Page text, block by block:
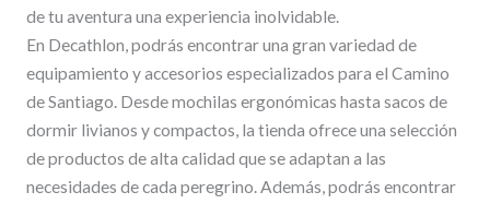
de tu aventura una experiencia inolvidable.
En Decathlon, podrás encontrar una gran variedad de
equipamiento y accesorios especializados para el Camino
de Santiago. Desde mochilas ergonómicas hasta sacos de
dormir livianos y compactos, la tienda ofrece una selección
de productos de alta calidad que se adaptan a las
necesidades de cada peregrino. Además, podrás encontrar